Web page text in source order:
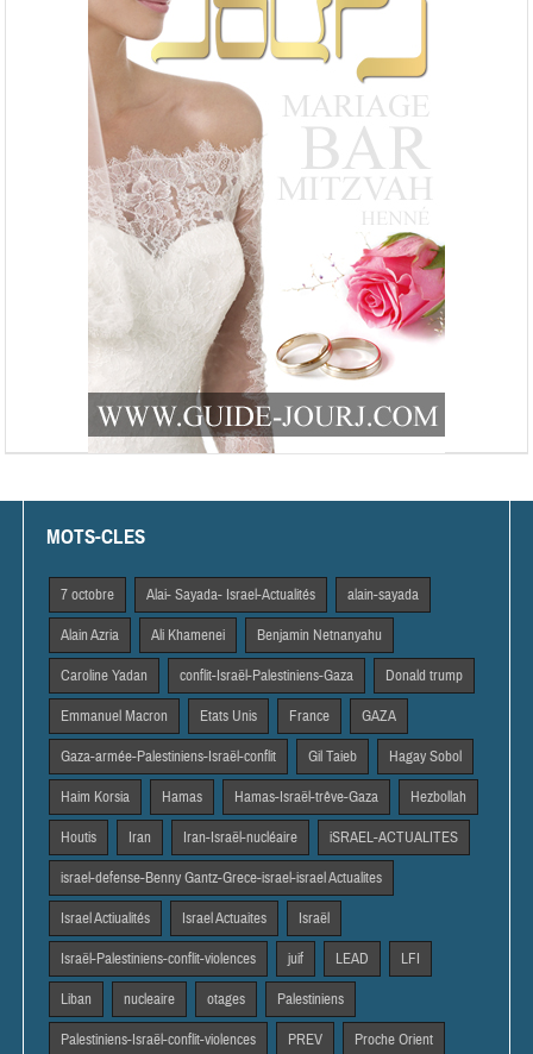
MOTS-CLES
7 octobre Alai- Sayada- Israel-Actualités alain-sayada
Alain Azria Ali Khamenei Benjamin Netnanyahu
Caroline Yadan conflit-Israël-Palestiniens-Gaza Donald trump
Emmanuel Macron Etats Unis France GAZA
Gaza-armée-Palestiniens-Israël-conflit Gil Taieb Hagay Sobol
Haim Korsia Hamas Hamas-Israël-trêve-Gaza Hezbollah
Houtis Iran Iran-Israël-nucléaire iSRAEL-ACTUALITES
israel-defense-Benny Gantz-Grece-israel-israel Actualites
Israel Actiualités Israel Actuaites Israël
Israël-Palestiniens-conflit-violences juif LEAD LFI
Liban nucleaire otages Palestiniens
Palestiniens-Israël-conflit-violences PREV Proche Orient